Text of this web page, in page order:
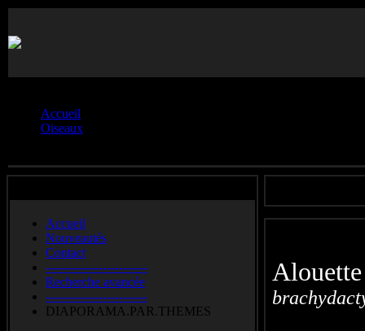
Accueil
Oiseaux
Accueil
Nouveautés
Contact
-------------------------
Recherche avancée
-------------------------
DIAPORAMA.PAR.THEMES